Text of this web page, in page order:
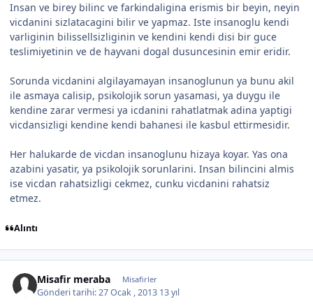
Insan ve birey bilinc ve farkindaligina erismis bir beyin, neyin
vicdanini sizlatacagini bilir ve yapmaz. Iste insanoglu kendi
varliginin bilissellsizliginin ve kendini kendi disi bir guce
teslimiyetinin ve de hayvani dogal dusuncesinin emir eridir.
Sorunda vicdanini algilayamayan insanoglunun ya bunu akil
ile asmaya calisip, psikolojik sorun yasamasi, ya duygu ile
kendine zarar vermesi ya icdanini rahatlatmak adina yaptigi
vicdansizligi kendine kendi bahanesi ile kasbul ettirmesidir.
Her halukarde de vicdan insanoglunu hizaya koyar. Yas ona
azabini yasatir, ya psikolojik sorunlarini. Insan bilincini almis
ise vicdan rahatsizligi cekmez, cunku vicdanini rahatsiz
etmez.
Alıntı
Misafir meraba Misafirler
Gönderi tarihi:27 Ocak , 2013 13 yıl